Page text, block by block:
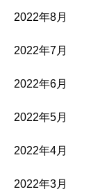
2022年8月
2022年7月
2022年6月
2022年5月
2022年4月
2022年3月